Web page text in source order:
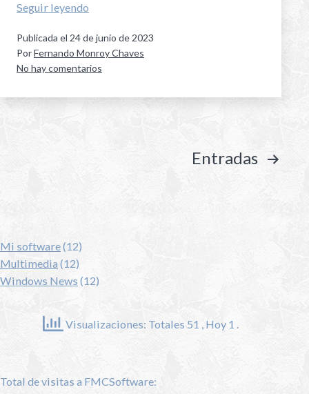
Seguir leyendo
Publicada el 24 de junio de 2023
PorFernando Monroy Chaves
No hay comentarios
Entradas
Mi software(12)
Multimedia(12)
Windows News (12)
Visualizaciones: Totales 51 , Hoy 1 .
Total de visitas a FMCSoftware: